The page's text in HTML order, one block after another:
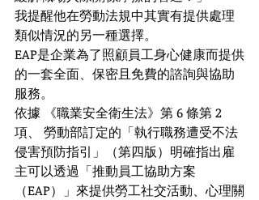
我提醒他在勞動法規中其實有提供處理
類似情況的另一種選擇。
EAP是企業為了照顧員工身心健康而提供
的一套全面、保密且免費的諮詢與協助
服務。
依據 《職業安全衛生法》第 6 條第 2
項、 勞動部訂定的「執行職務遭受不法
侵害預防指引」（第四版）明確指出雇
主可以透過「推動員工協助方案
（EAP）」來提供勞工社交活動、心理關